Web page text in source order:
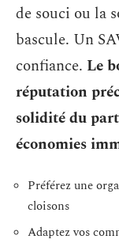
de souci ou la
bascule. Un
confiance. Le
réputation
solidité du
économies
Préférez une
cloisons
Adaptez vos